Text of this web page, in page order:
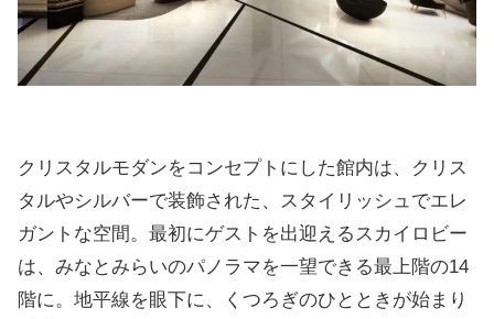
クリスタルモダンをコンセプトにした館内は、クリス
タルやシルバーで装飾された、スタイリッシュでエレ
ガントな空間。最初にゲストを出迎えるスカイロビー
は、みなとみらいのパノラマを一望できる最上階の14
階に。地平線を眼下に、くつろぎのひとときが始まり